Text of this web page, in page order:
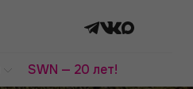
SWN — 20 лет!